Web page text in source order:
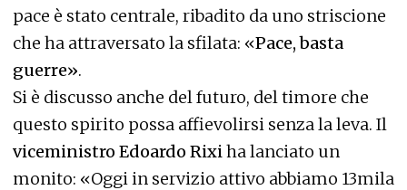
pace è stato centrale, ribadito da uno striscione
che ha attraversato la sfilata: «Pace, basta
guerre».
Si è discusso anche del futuro, del timore che
questo spirito possa affievolirsi senza la leva. Il
viceministro Edoardo Rixi ha lanciato un
monito: «Oggi in servizio attivo abbiamo 13mila